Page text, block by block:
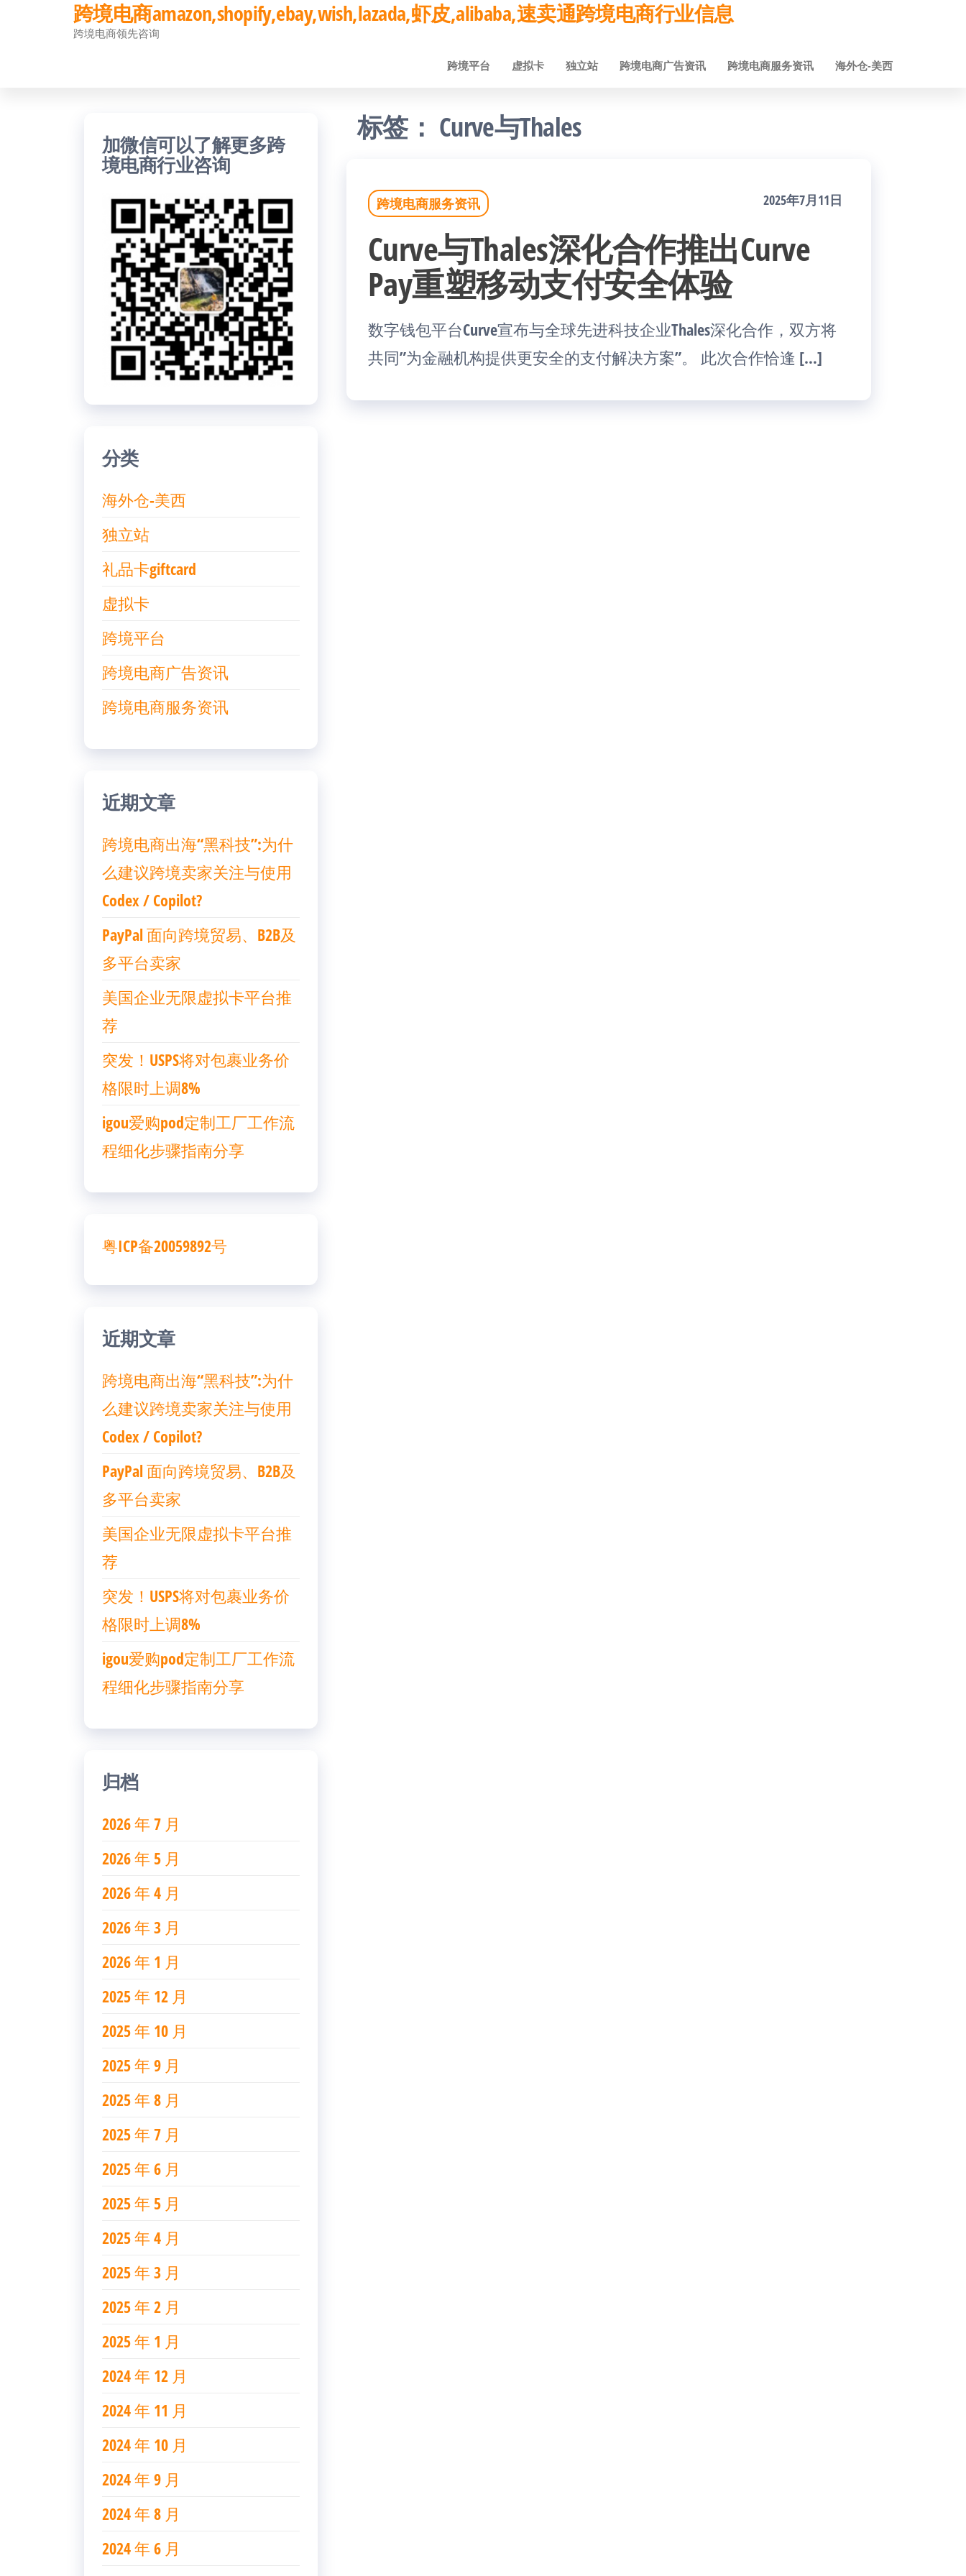
跨境电商amazon,shopify,ebay,wish,lazada,虾皮,alibaba,速卖通跨境电商行业信息
跨境电商领先咨询
跨境平台 虚拟卡 独立站 跨境电商广告资讯 跨境电商服务资讯 海外仓-美西
标签： Curve与Thales
跨境电商服务资讯 2025年7月11日
Curve与Thales深化合作推出Curve
Pay重塑移动支付安全体验
数字钱包平台Curve宣布与全球先进科技企业Thales深化合作，双方将
共同”为金融机构提供更安全的支付解决方案”。 此次合作恰逢 […]
加微信可以了解更多跨
境电商行业咨询
分类
海外仓-美西
独立站
礼品卡giftcard
虚拟卡
跨境平台
跨境电商广告资讯
跨境电商服务资讯
近期文章
跨境电商出海“黑科技”:为什
么建议跨境卖家关注与使用
Codex / Copilot?
PayPal 面向跨境贸易、B2B及
多平台卖家
美国企业无限虚拟卡平台推
荐
突发！USPS将对包裹业务价
格限时上调8%
igou爱购pod定制工厂工作流
程细化步骤指南分享
粤ICP备20059892号
近期文章
跨境电商出海“黑科技”:为什
么建议跨境卖家关注与使用
Codex / Copilot?
PayPal 面向跨境贸易、B2B及
多平台卖家
美国企业无限虚拟卡平台推
荐
突发！USPS将对包裹业务价
格限时上调8%
igou爱购pod定制工厂工作流
程细化步骤指南分享
归档
2026 年 7 月
2026 年 5 月
2026 年 4 月
2026 年 3 月
2026 年 1 月
2025 年 12 月
2025 年 10 月
2025 年 9 月
2025 年 8 月
2025 年 7 月
2025 年 6 月
2025 年 5 月
2025 年 4 月
2025 年 3 月
2025 年 2 月
2025 年 1 月
2024 年 12 月
2024 年 11 月
2024 年 10 月
2024 年 9 月
2024 年 8 月
2024 年 6 月